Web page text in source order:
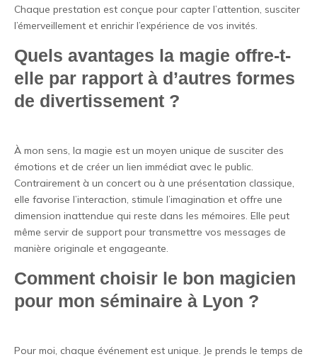
Chaque prestation est conçue pour capter l’attention, susciter
l’émerveillement et enrichir l’expérience de vos invités.
Quels avantages la magie offre-t-
elle par rapport à d’autres formes
de divertissement ?
À mon sens, la magie est un moyen unique de susciter des
émotions et de créer un lien immédiat avec le public.
Contrairement à un concert ou à une présentation classique,
elle favorise l’interaction, stimule l’imagination et offre une
dimension inattendue qui reste dans les mémoires. Elle peut
même servir de support pour transmettre vos messages de
manière originale et engageante.
Comment choisir le bon magicien
pour mon séminaire à Lyon ?
Pour moi, chaque événement est unique. Je prends le temps de